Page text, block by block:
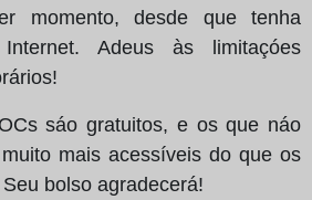
momento, desde que tenha
Adeus às limitaçóes
sáo gratuitos, e os que náo
mais acessíveis do que os
bolso agradecerá!